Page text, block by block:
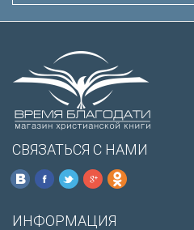
СВЯЗАТЬСЯ С НАМИ
ИНФОРМАЦИЯ